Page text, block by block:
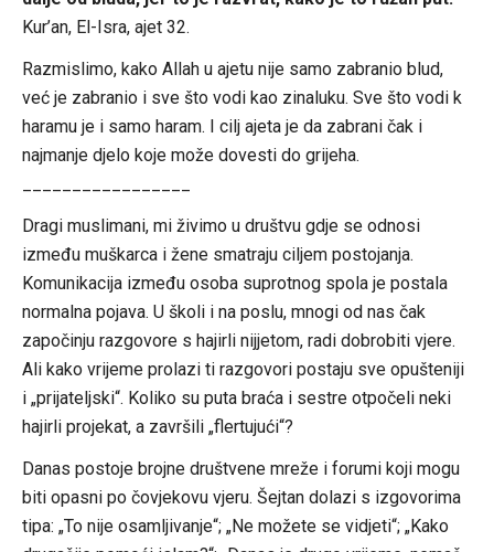
Kur’an, El-Isra, ajet 32.
Razmislimo, kako Allah u ajetu nije samo zabranio blud,
već je zabranio i sve što vodi kao zinaluku. Sve što vodi k
haramu je i samo haram. I cilj ajeta je da zabrani čak i
najmanje djelo koje može dovesti do grijeha.
Dragi muslimani, mi živimo u društvu gdje se odnosi
između muškarca i žene smatraju ciljem postojanja.
Komunikacija između osoba suprotnog spola je postala
normalna pojava. U školi i na poslu, mnogi od nas čak
započinju razgovore s hajirli nijjetom, radi dobrobiti vjere.
Ali kako vrijeme prolazi ti razgovori postaju sve opušteniji
i „prijateljski“. Koliko su puta braća i sestre otpočeli neki
hajirli projekat, a završili „flertujući“?
Danas postoje brojne društvene mreže i forumi koji mogu
biti opasni po čovjekovu vjeru. Šejtan dolazi s izgovorima
tipa: „To nije osamljivanje“; „Ne možete se vidjeti“; „Kako